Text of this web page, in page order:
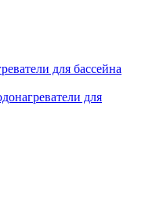
для бассейна
для